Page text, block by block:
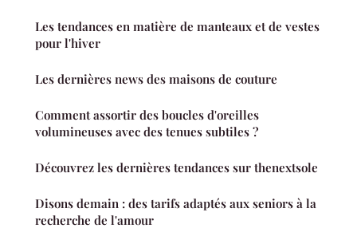
Les tendances en matière de manteaux et de vestes
pour l'hiver
Les dernières news des maisons de couture
Comment assortir des boucles d'oreilles
volumineuses avec des tenues subtiles ?
Découvrez les dernières tendances sur thenextsole
Disons demain : des tarifs adaptés aux seniors à la
recherche de l'amour